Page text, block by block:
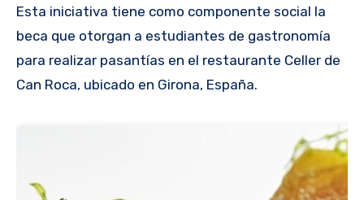
Esta iniciativa tiene como componente social la
beca que otorgan a estudiantes de gastronomía
para realizar pasantías en el restaurante Celler de
Can Roca, ubicado en Girona, España.